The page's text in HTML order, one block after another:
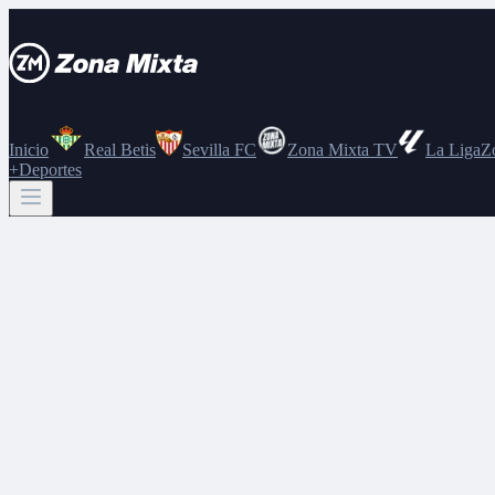
Inicio Real Betis Sevilla FC Zona Mixta TV La Liga
+Deportes